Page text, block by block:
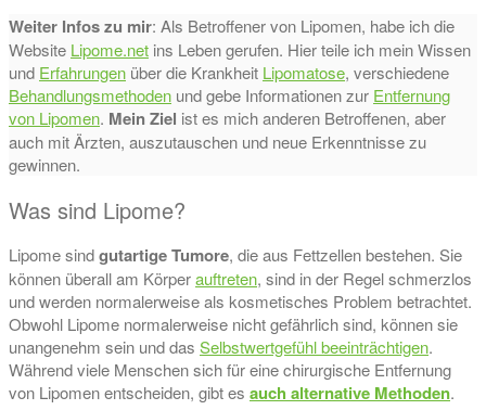
Weiter Infos zu mir: Als Betroffener von Lipomen, habe ich die
Website Lipome.net ins Leben gerufen. Hier teile ich mein Wissen
und Erfahrungen über die Krankheit Lipomatose, verschiedene
Behandlungsmethoden und gebe Informationen zur Entfernung
von Lipomen. Mein Ziel ist es mich anderen Betroffenen, aber
auch mit Ärzten, auszutauschen und neue Erkenntnisse zu
gewinnen.
Was sind Lipome?
Lipome sindgutartige Tumore, die aus Fettzellen bestehen. Sie
können überall am Körperauftreten, sind in der Regel schmerzlos
und werden normalerweise als kosmetisches Problem betrachtet.
Obwohl Lipome normalerweise nicht gefährlich sind, können sie
unangenehm sein und das Selbstwertgefühl beeinträchtigen.
Während viele Menschen sich für eine chirurgische Entfernung
von Lipomen entscheiden, gibt es auch alternative Methoden.